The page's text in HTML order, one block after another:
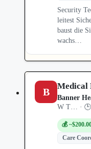
Security
leitest
baust die
wachs…
B Medical
Banner
W T… · 🕒
💰
Care